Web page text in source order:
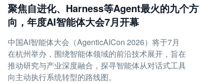
聚焦自进化、Harness等Agent最火的九个方
向，年度AI智能体大会7月开幕
中国AI智能体大会（AgenticAICon 2026）将于7月
在杭州举办，围绕智能体领域的前沿技术展开，旨在
推动研究与产业深度融合，探寻智能体从对话式工具
向主动执行系统转型的路线图。